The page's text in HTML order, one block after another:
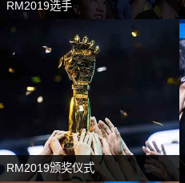
RM2019选手
RM2019颁奖仪式